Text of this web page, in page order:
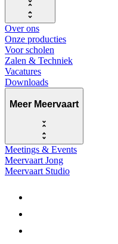
Over ons
Onze producties
Voor scholen
Zalen & Techniek
Vacatures
Downloads
Meer Meervaart
Meetings & Events
Meervaart Jong
Meervaart Studio